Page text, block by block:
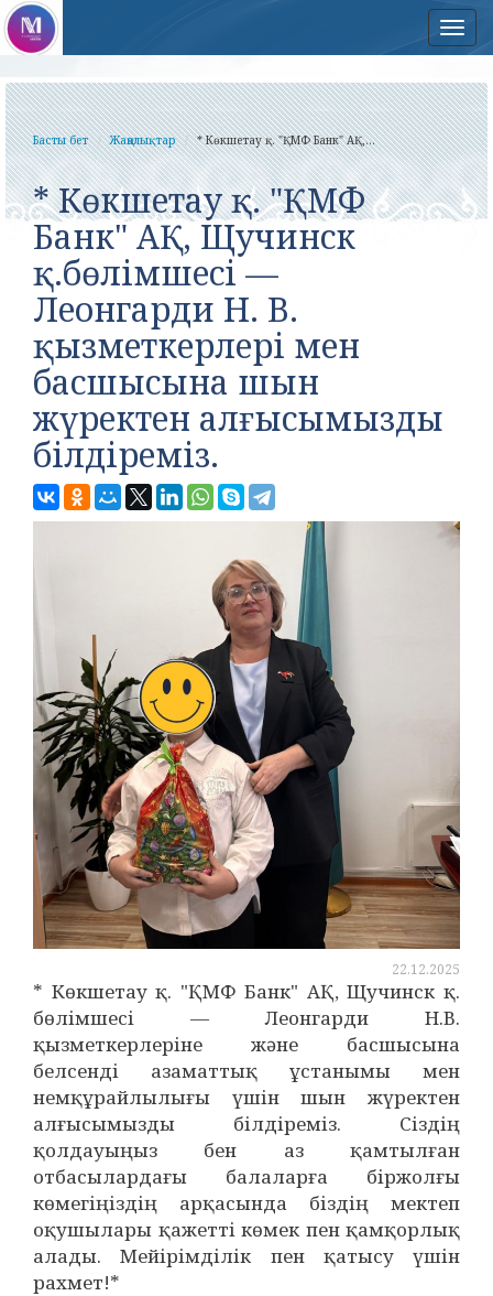
Басты бет Жаңалықтар * Көкшетау қ. "ҚМФ Банк" АҚ,...
* Көкшетау қ. "ҚМФ
Банк" АҚ, Щучинск
қ.бөлімшесі —
Леонгарди Н. В.
қызметкерлері мен
басшысына шын
жүректен алғысымызды
білдіреміз.
22.12.2025
* Көкшетау қ. "ҚМФ Банк" АҚ, Щучинск қ.
бөлімшесі — Леонгарди Н.В.
қызметкерлеріне және басшысына
белсенді азаматтық ұстанымы мен
немқұрайлылығы үшін шын жүректен
алғысымызды білдіреміз. Сіздің
қолдауыңыз бен аз қамтылған
отбасылардағы балаларға біржолғы
көмегіңіздің арқасында біздің мектеп
оқушылары қажетті көмек пен қамқорлық
алады. Мейірімділік пен қатысу үшін
рахмет!*